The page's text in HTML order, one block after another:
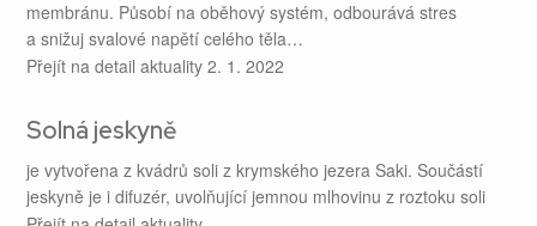
membránu. Působí na oběhový systém, odbourává stres
a snižuj svalové napětí celého těla…
Přejít na detail aktuality 2. 1. 2022
Solná jeskyně
je vytvořena z kvádrů soli z krymského jezera Saki. Součástí
jeskyně je i difuzér, uvolňující jemnou mlhovinu z roztoku soli